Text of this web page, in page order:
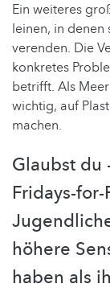
Ein weiteres
leinen, in denen
verenden. Die
konkretes
betrifft. Als
wichtig, auf
machen.
Glaubst du
Fridays-
höhere
haben als